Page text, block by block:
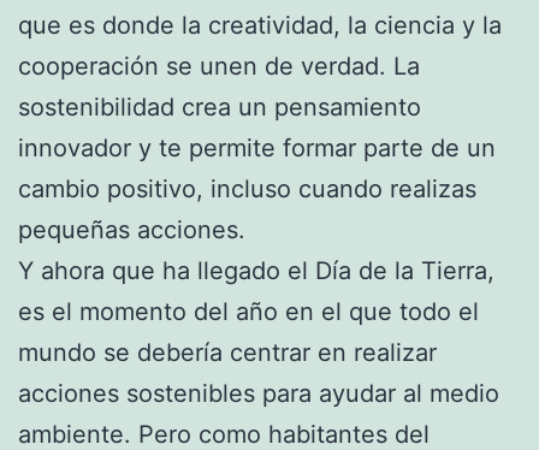
que es donde la creatividad, la ciencia y la
cooperación se unen de verdad. La
sostenibilidad crea un pensamiento
innovador y te permite formar parte de un
cambio positivo, incluso cuando realizas
pequeñas acciones.
Y ahora que ha llegado el Día de la Tierra,
es el momento del año en el que todo el
mundo se debería centrar en realizar
acciones sostenibles para ayudar al medio
ambiente. Pero como habitantes del